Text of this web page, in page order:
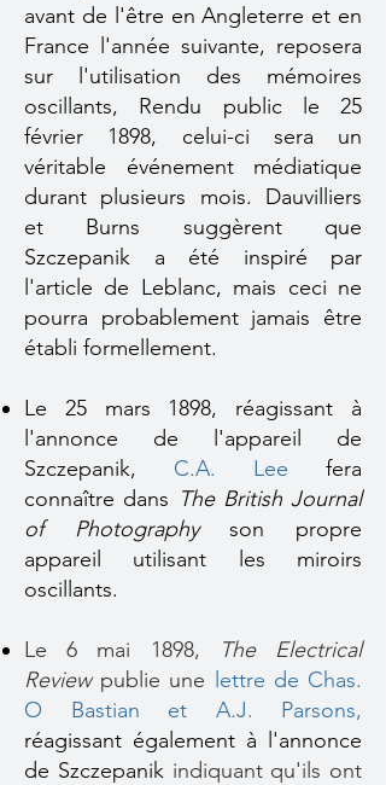
avant de l'être en Angleterre et en
France l'année suivante, reposera
sur l'utilisation des mémoires
oscillants, Rendu public le 25
février 1898, celui-ci sera un
véritable événement médiatique
durant plusieurs mois. Dauvilliers
et Burns suggèrent que
Szczepanik a été inspiré par
l'article de Leblanc, mais ceci ne
pourra probablement jamais être
établi formellement.
Le 25 mars 1898, réagissant à
l'annonce de l'appareil de
Szczepanik, C.A. Lee fera
connaître dans The British Journal
of Photographyson propre
appareil utilisant les miroirs
oscillants.
Le 6 mai 1898,
The Electrical
Review publie une
lettre de Chas.
O Bastian et A.J. Parsons,
réagissant également à l'annonce
de Szczepanikindiquant qu'ils ont